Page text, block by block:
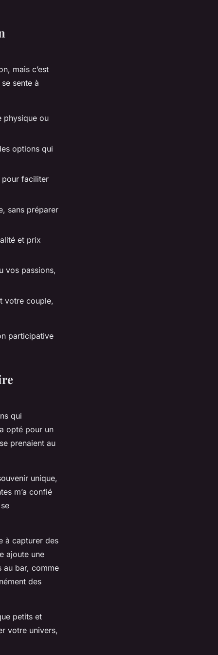
mais c’est
sente à
physique ou
options qui
pour faciliter
sans préparer
et prix
vos passions,
votre couple,
participative
qui
opté pour un
prenaient au
unique,
m’a confié
à capturer des
ajoute une
au bar, comme
des
petits et
votre univers,